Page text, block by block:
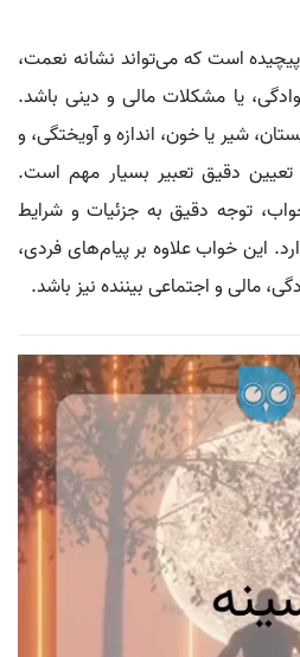
است که می‌تواند نشانه نعمت،
یا مشکلات مالی و دینی باشد.
شیر یا خون، اندازه و آویختگی، و
دقیق تعبیر بسیار مهم است.
توجه دقیق به جزئیات و شرایط
این خواب علاوه بر پیام‌های فردی،
مالی و اجتماعی بیننده نیز باشد.